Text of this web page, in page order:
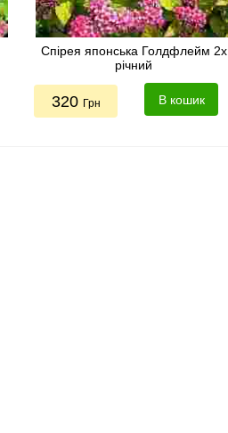
Спірея японська Голдфлейм 2х
річний
320 Грн В кошик